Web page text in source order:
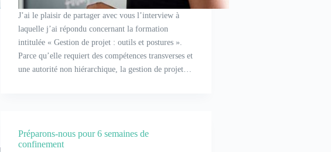
J’ai le plaisir de partager avec vous l’interview à
laquelle j’ai répondu concernant la formation
intitulée « Gestion de projet : outils et postures ».
Parce qu’elle requiert des compétences transverses et
une autorité non hiérarchique, la gestion de projet…
Préparons-nous pour 6 semaines de
confinement